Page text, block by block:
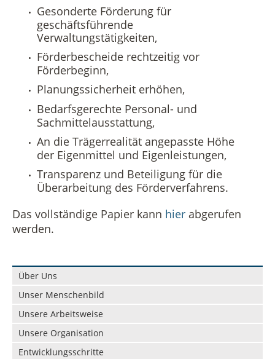
Gesonderte Förderung für
geschäftsführende
Verwaltungstätigkeiten,
Förderbescheide rechtzeitig vor
Förderbeginn,
Planungssicherheit erhöhen,
Bedarfsgerechte Personal- und
Sachmittelausstattung,
An die Trägerrealität angepasste Höhe
der Eigenmittel und Eigenleistungen,
Transparenz und Beteiligung für die
Überarbeitung des Förderverfahrens.
Das vollständige Papier kann hier abgerufen
werden.
Navigation
überspringen
Über Uns
Unser Menschenbild
Unsere Arbeitsweise
Unsere Organisation
Entwicklungsschritte